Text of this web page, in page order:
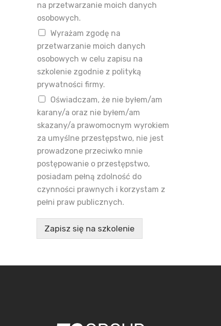
na przetwarzanie moich danych
osobowych.
Wyrażam zgodę na
przetwarzanie moich danych
osobowych w celu zapisu na
szkolenie zgodnie z polityką
prywatności firmy.
Oświadczam, że nie byłem/am
karany/a oraz nie byłem/am
skazany/a prawomocnym wyrokiem
za umyślne przestępstwo, nie jest
prowadzone przeciwko mnie
postępowanie o przestępstwo,
posiadam pełną zdolność do
czynności prawnych i korzystam z
pełni praw publicznych.
Zapisz się na szkolenie